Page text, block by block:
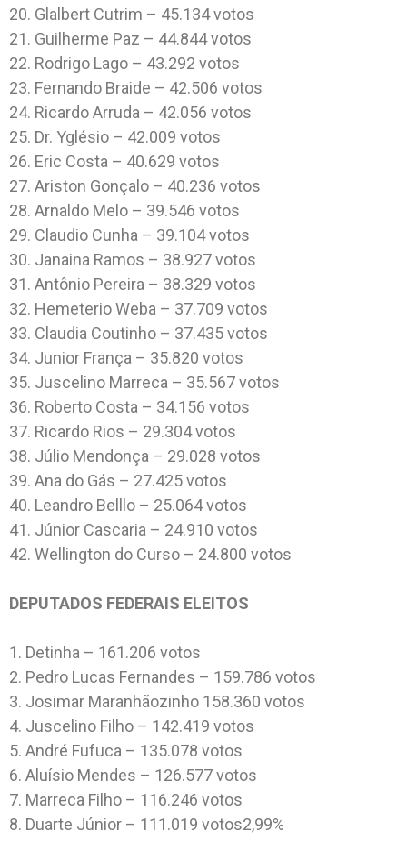
20. Glalbert Cutrim – 45.134 votos
21. Guilherme Paz – 44.844 votos
22. Rodrigo Lago – 43.292 votos
23. Fernando Braide – 42.506 votos
24. Ricardo Arruda – 42.056 votos
25. Dr. Yglésio – 42.009 votos
26. Eric Costa – 40.629 votos
27. Ariston Gonçalo – 40.236 votos
28. Arnaldo Melo – 39.546 votos
29. Claudio Cunha – 39.104 votos
30. Janaina Ramos – 38.927 votos
31. Antônio Pereira – 38.329 votos
32. Hemeterio Weba – 37.709 votos
33. Claudia Coutinho – 37.435 votos
34. Junior França – 35.820 votos
35. Juscelino Marreca – 35.567 votos
36. Roberto Costa – 34.156 votos
37. Ricardo Rios – 29.304 votos
38. Júlio Mendonça – 29.028 votos
39. Ana do Gás – 27.425 votos
40. Leandro Belllo – 25.064 votos
41. Júnior Cascaria – 24.910 votos
42. Wellington do Curso – 24.800 votos
DEPUTADOS FEDERAIS ELEITOS
1. Detinha – 161.206 votos
2. Pedro Lucas Fernandes – 159.786 votos
3. Josimar Maranhãozinho 158.360 votos
4. Juscelino Filho – 142.419 votos
5. André Fufuca – 135.078 votos
6. Aluísio Mendes – 126.577 votos
7. Marreca Filho – 116.246 votos
8. Duarte Júnior – 111.019 votos2,99%